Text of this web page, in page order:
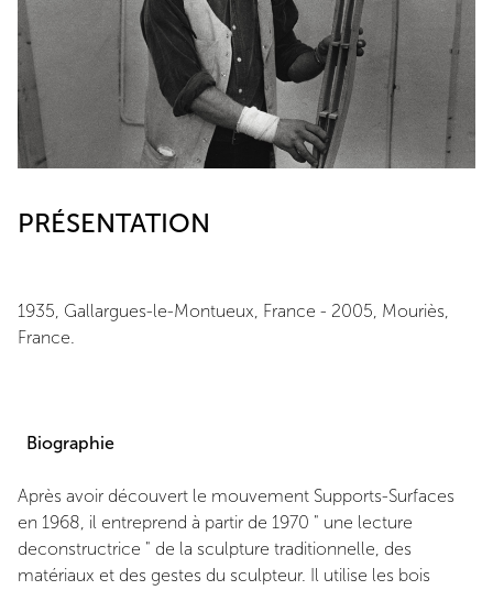
PRÉSENTATION
1935, Gallargues-le-Montueux, France - 2005, Mouriès,
France.
Biographie
Après avoir découvert le mouvement Supports-Surfaces
en 1968, il entreprend à partir de 1970 " une lecture
deconstructrice " de la sculpture traditionnelle, des
matériaux et des gestes du sculpteur. Il utilise les bois